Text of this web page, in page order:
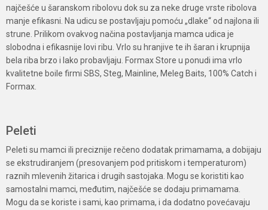
najčešće u šaranskom ribolovu dok su za neke druge vrste ribolova
manje efikasni. Na udicu se postavljaju pomoću „dlake“ od najlona ili
strune. Prilikom ovakvog načina postavljanja mamca udica je
slobodna i efikasnije lovi ribu. Vrlo su hranjive te ih šaran i krupnija
bela riba brzo i lako probavljaju. Formax Store u ponudi ima vrlo
kvalitetne boile firmi SBS, Steg, Mainline, Meleg Baits, 100% Catch i
Formax.
Peleti
Peleti su mamci ili preciznije rečeno dodatak primamama, a dobijaju
se ekstrudiranjem (presovanjem pod pritiskom i temperaturom)
raznih mlevenih žitarica i drugih sastojaka. Mogu se koristiti kao
samostalni mamci, međutim, najčešće se dodaju primamama.
Mogu da se koriste i sami, kao primama, i da dodatno povećavaju